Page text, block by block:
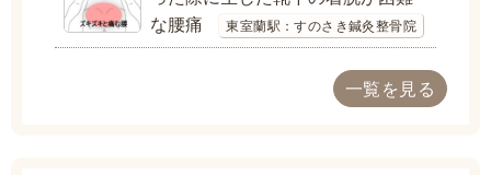
な腰痛
東室蘭駅：すのさき鍼灸整骨院
一覧を見る